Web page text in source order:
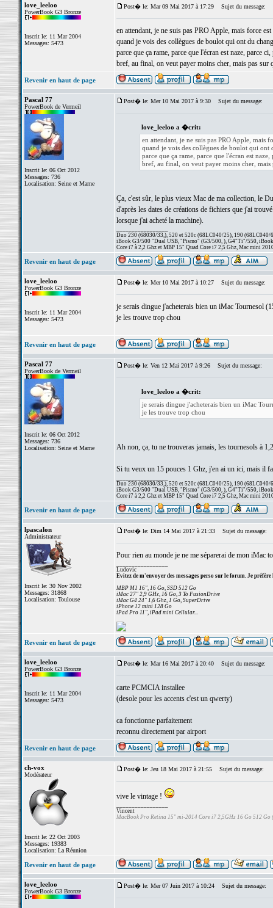
love_leeloo
PowerBook G3 Bronze
Inscrit le: 11 Mar 2004
Messages: 5473
Post� le: Mar 09 Mai 2017 à 17:29 Sujet du message:
en attendant, je ne suis pas PRO Apple, mais force
quand je vois des collègues de boulot qui ont du
parce que ça rame, parce que l'écran est naze, parce ci,
bref, au final, on veut payer moins cher, mais pas sur
Revenir en haut de page
Pascal 77
PowerBook de Vermeil
Inscrit le: 06 Oct 2012
Messages: 736
Localisation: Seine et Marne
Post� le: Mer 10 Mai 2017 à 9:30 Sujet du message:
love_leeloo a �crit:
en attendant, je ne suis pas PRO Apple, mais
quand je vois des collègues de boulot qui
parce que ça rame, parce que l'écran est
bref, au final, on veut payer moins cher, mais
Ça, c'est sûr, le plus vieux Mac de ma collection, le
d'après les dates de créations de fichiers que j'ai
lorsque j'ai acheté la machine).
Duo 230 (68030/33,), 520 et 520c (68LC040/25), 190 (68LC040/
iBook G3/500 "Dual USB, "Pismo" (G3/500, ), G4"Ti"/550,
Core i7 à 2,2 Ghz et MBP 15" Quad Core i7 2,5 Ghz, Mac mini
Revenir en haut de page
love_leeloo
PowerBook G3 Bronze
Inscrit le: 11 Mar 2004
Messages: 5473
Post� le: Mer 10 Mai 2017 à 10:27 Sujet du message:
je serais dingue j'acheterais bien un iMac
je les trouve trop chou
Revenir en haut de page
Pascal 77
PowerBook de Vermeil
Inscrit le: 06 Oct 2012
Messages: 736
Localisation: Seine et Marne
Post� le: Ven 12 Mai 2017 à 9:26 Sujet du message:
love_leeloo a �crit:
je serais dingue j'acheterais bien un iMac
je les trouve trop chou
Ah non, ça, tu ne trouveras jamais, les tournesols à
Si tu veux un 15 pouces 1 Ghz, j'en ai un ici, mais il
Duo 230 (68030/33,), 520 et 520c (68LC040/25), 190 (68LC040/
iBook G3/500 "Dual USB, "Pismo" (G3/500, ), G4"Ti"/550,
Core i7 à 2,2 Ghz et MBP 15" Quad Core i7 2,5 Ghz, Mac mini
Revenir en haut de page
lpascalon
Administrateur
Inscrit le: 30 Nov 2002
Messages: 31868
Localisation: Toulouse
Post� le: Dim 14 Mai 2017 à 21:33 Sujet du message:
Pour rien au monde je ne me séparerai de mon iMac
Ludovic
Evitez de m'envoyer des messages perso sur le forum. Je préfère
MBP M1 16", 16 Go, SSD 512 Go
iMac 27" 2,9 GHz, 16 Go, 3 To FusionDrive
iMac G4 24" 1,6 Ghz, 1 Go, SuperDrive
iPhone 12 mini 128 Go
iPad Pro 11", iPad mini Cellular...
Revenir en haut de page
love_leeloo
PowerBook G3 Bronze
Inscrit le: 11 Mar 2004
Messages: 5473
Post� le: Mar 16 Mai 2017 à 20:40 Sujet du message:
carte PCMCIA installee
(desole pour les accents c'est un qwerty)
ca fonctionne parfaitement
reconnu directement par airport
Revenir en haut de page
ch-vox
Modérateur
Inscrit le: 22 Oct 2003
Messages: 19383
Localisation: La Réunion
Post� le: Jeu 18 Mai 2017 à 21:55 Sujet du message:
vive le vintage !
Vincent
MacBook Pro Retina 15" mi-2014 Core i7 2,5GHz 16 Go 512 Go
Revenir en haut de page
love_leeloo
PowerBook G3 Bronze
Post� le: Mer 07 Juin 2017 à 10:24 Sujet du message: